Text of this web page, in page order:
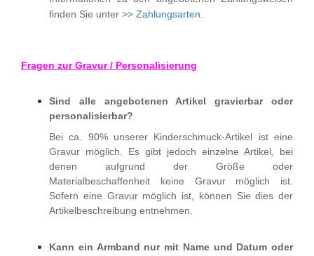
finden Sie unter >> Zahlungsarten
Fragen zur Gravur / Personalisierung
Sind alle angebotenen Artikel gravierbar oder
personalisierbar?
Bei ca. 90% unserer Kinderschmuck-Artikel ist eine
Gravur möglich. Es gibt jedoch einzelne Artikel, bei
denen aufgrund der Größe oder
Materialbeschaffenheit keine Gravur möglich ist.
Sofern eine Gravur möglich ist, können Sie dies der
Artikelbeschreibung entnehmen.
Kann ein Armband nur mit Name und Datum oder